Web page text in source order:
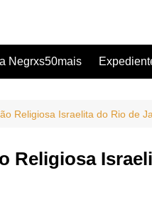
Negrxs50mais
Religiosa Israelita do Rio de
Religiosa